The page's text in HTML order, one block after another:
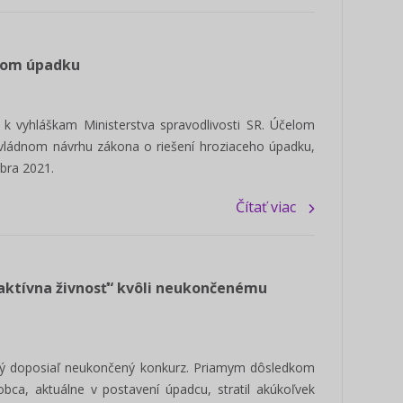
úpadku
vyhláškam Ministerstva spravodlivosti SR. Účelom
návrhu zákona o riešení hroziaceho úpadku,
2021.
Čítať viac
živnosť“ kvôli neukončenému
neukončený konkurz. Priamym dôsledkom
aktuálne v postavení úpadcu, stratil akúkoľvek